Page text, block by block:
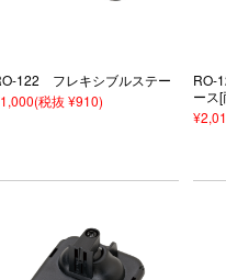
122 フレキシブルステー
(税抜 ¥910)
RO-
ース